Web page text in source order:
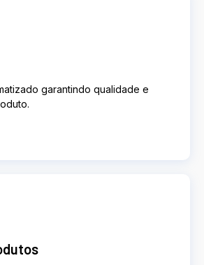
garantindo qualidade e